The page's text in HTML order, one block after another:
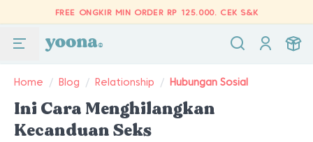
FREE ONGKIR MIN ORDER RP 125.000. CEK S&K
Home / Blog / Relationship / Hubungan Sosial
Ini Cara Menghilangkan
Kecanduan Seks